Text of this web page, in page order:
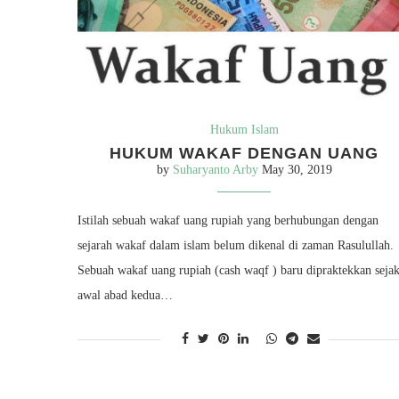
Hukum Islam
HUKUM WAKAF DENGAN UANG
by Suharyanto Arby May 30, 2019
Istilah sebuah wakaf uang rupiah yang berhubungan dengan
sejarah wakaf dalam islam belum dikenal di zaman Rasulullah.
Sebuah wakaf uang rupiah (cash waqf ) baru dipraktekkan sejak
awal abad kedua…